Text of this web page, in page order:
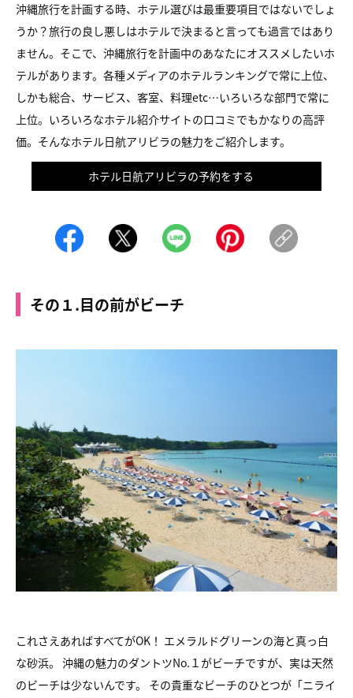
沖縄旅行を計画する時、ホテル選びは最重要項目ではないでしょ
うか？旅行の良し悪しはホテルで決まると言っても過言ではあり
ません。そこで、沖縄旅行を計画中のあなたにオススメしたいホ
テルがあります。各種メディアのホテルランキングで常に上位、
しかも総合、サービス、客室、料理etc…いろいろな部門で常に
上位。いろいろなホテル紹介サイトの口コミでもかなりの高評
価。そんなホテル日航アリビラの魅力をご紹介します。
ホテル日航アリビラの予約をする
その１.目の前がビーチ
これさえあればすべてがOK！ エメラルドグリーンの海と真っ白
な砂浜。 沖縄の魅力のダントツNo.１がビーチですが、実は天然
のビーチは少ないんです。 その貴重なビーチのひとつが「ニライ